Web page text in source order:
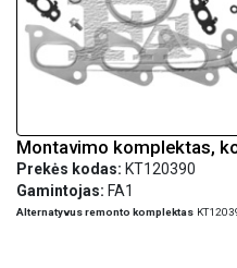
Montavimo komplektas,
Prekės kodas: KT120390
Gamintojas: FA1
Alternatyvus remonto komplektas